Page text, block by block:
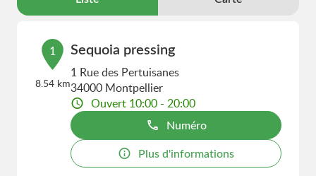
1
8.54 km
Sequoia pressing
1 Rue des Pertuisanes
34000 Montpellier
Ouvert 10:00 - 20:00
Numéro
Plus d'informations